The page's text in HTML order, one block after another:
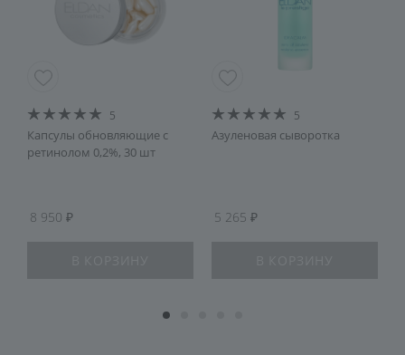
5
Капсулы обновляющие с
ретинолом 0,2%, 30 шт
8 950
5
Азуленовая сыворотка
5 265